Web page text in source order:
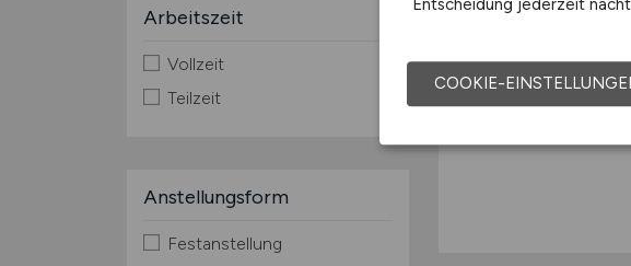
Arbeitszeit
Vollzeit
Teilzeit
Anstellungsform
Festanstellung
Entscheidung jederzeit
COOKIE-